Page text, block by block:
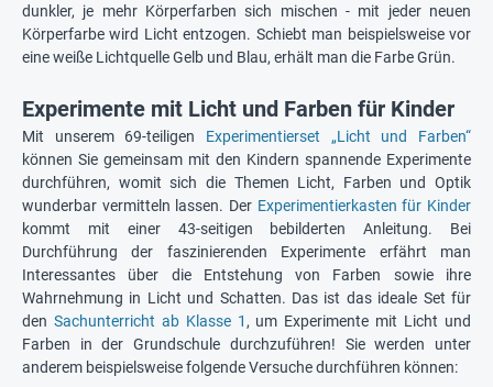
dunkler, je mehr Körperfarben sich mischen - mit jeder neuen
Körperfarbe wird Licht entzogen. Schiebt man beispielsweise vor
eine weiße Lichtquelle Gelb und Blau, erhält man die Farbe Grün.
Experimente mit Licht und Farben für Kinder
Mit unserem 69-teiligen Experimentierset „Licht und Farben“
können Sie gemeinsam mit den Kindern spannende Experimente
durchführen, womit sich die Themen Licht, Farben und Optik
wunderbar vermitteln lassen. Der Experimentierkasten für Kinder
kommt mit einer 43-seitigen bebilderten Anleitung. Bei
Durchführung der faszinierenden Experimente erfährt man
Interessantes über die Entstehung von Farben sowie ihre
Wahrnehmung in Licht und Schatten. Das ist das ideale Set für
den Sachunterricht ab Klasse 1 , um Experimente mit Licht und
Farben in der Grundschule durchzuführen! Sie werden unter
anderem beispielsweise folgende Versuche durchführen können: